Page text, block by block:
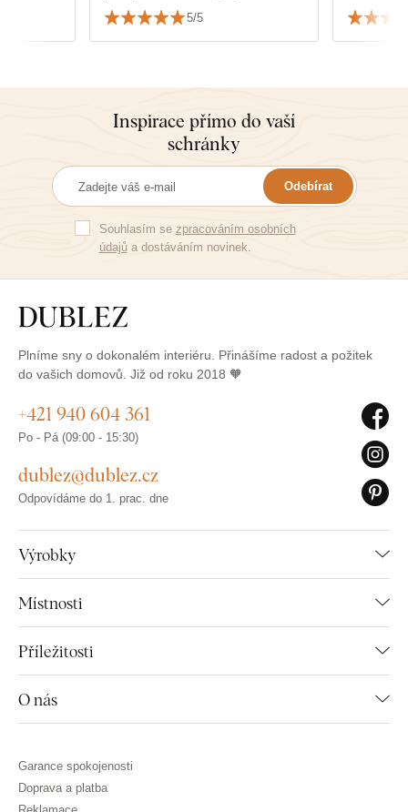
Jsem velmi spokojený s kvalitou
i službami.
5/5
Inspirace přímo do vaší
schránky
Odebírat
Souhlasím se zpracováním osobních
údajůa dostáváním novinek.
Plníme sny o dokonalém interiéru. Přinášíme radost a požitek
do vašich domovů. Již od roku 2018 🧡
Výrobky
Místnosti
Příležitosti
O nás
+421 940 604 361
Po - Pá (09:00 - 15:30)
dublez@dublez.cz
Odpovídáme do 1. prac. dne
Garance spokojenosti
Doprava a platba